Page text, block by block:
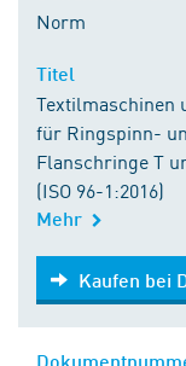
Norm
Textilmaschinen
für Ringspinn-
Flanschringe T
(ISO 96-1:2016)
Mehr
Kaufen bei DIN
Kaufen bei